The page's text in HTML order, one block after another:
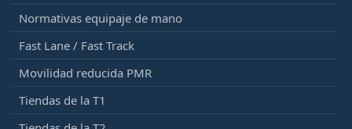
Normativas equipaje de mano
Fast Lane / Fast Track
Movilidad reducida PMR
Tiendas de la T1